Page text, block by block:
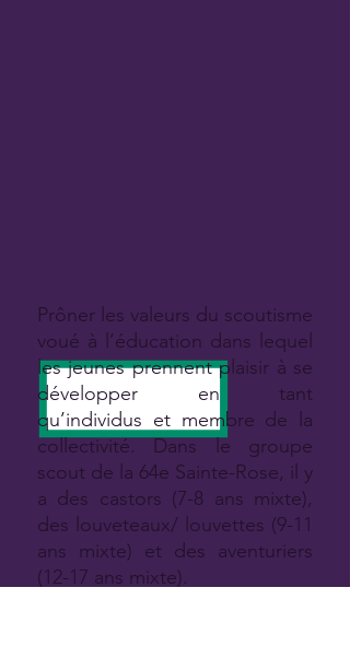
Prôner les valeurs du scoutisme
voué à l’éducation dans lequel
les jeunes prennent plaisir à se
développer en tant
qu’individus et membre de la
collectivité. Dans le groupe
scout de la 64e Sainte-Rose, il y
a des castors (7-8 ans mixte),
des louveteaux/ louvettes (9-11
ans mixte) et des aventuriers
(12-17 ans mixte).